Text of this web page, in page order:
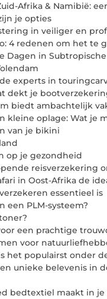
Afrika & Namibië:
je opties
in veiliger en
4 redenen om het te
Dagen in
experts in
dekt je
biedt ambachtelijk
kleine oplage: Wat je
van je bikini
op je gezondheid
reisverzekering
in Oost-Afrika de
essentieel is
een PLM-systeem?
een prachtige
voor
het populairst onder
unieke belevenis in
bedtextiel maakt in je